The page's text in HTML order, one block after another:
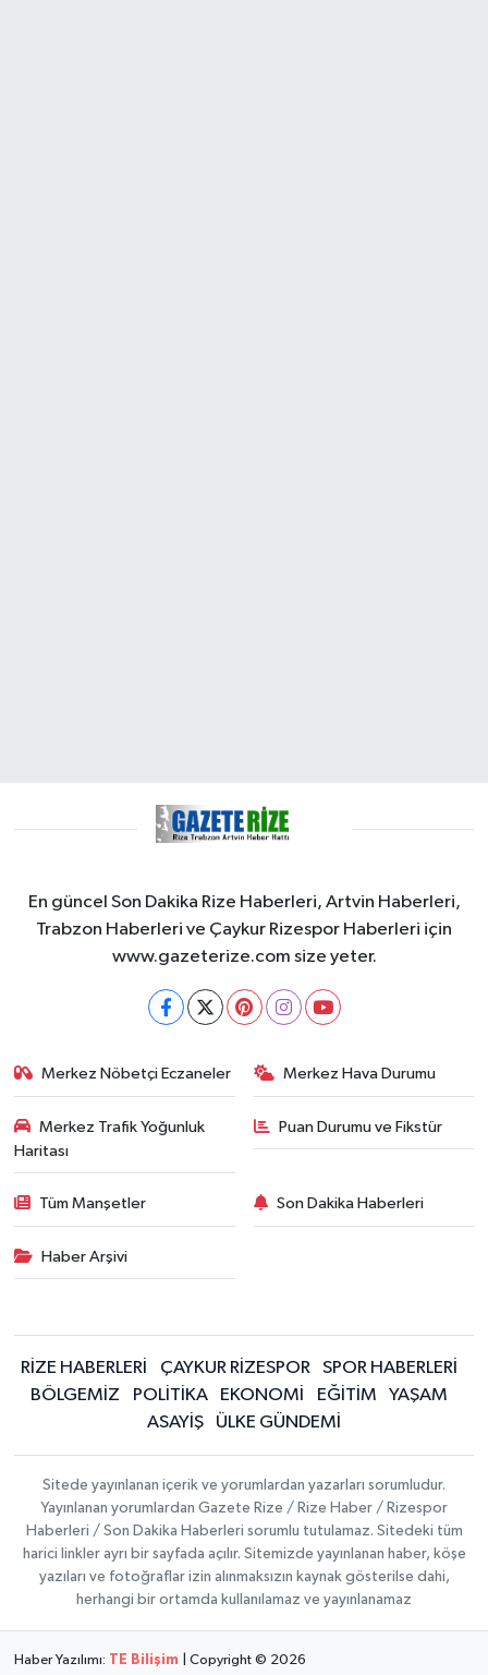
En güncel Son Dakika Rize Haberleri, Artvin Haberleri,
Trabzon Haberleri ve Çaykur Rizespor Haberleri için
www.gazeterize.com size yeter.
Merkez Nöbetçi Eczaneler Merkez Hava Durumu
Merkez Trafik Yoğunluk
Haritası
Puan Durumu ve Fikstür
Tüm Manşetler Son Dakika Haberleri
Haber Arşivi
RİZE HABERLERİ ÇAYKUR RİZESPOR
SPOR HABERLERİ
BÖLGEMİZ
POLİTİKA EKONOMİ EĞİTİM
YAŞAM
ASAYİŞ
ÜLKE GÜNDEMİ
Sitede yayınlanan içerik ve yorumlardan yazarları sorumludur.
Yayınlanan yorumlardan Gazete Rize / Rize Haber / Rizespor
Haberleri / Son Dakika Haberleri sorumlu tutulamaz. Sitedeki tüm
harici linkler ayrı bir sayfada açılır. Sitemizde yayınlanan haber, köşe
yazıları ve fotoğraflar izin alınmaksızın kaynak gösterilse dahi,
herhangi bir ortamda kullanılamaz ve yayınlanamaz
Haber Yazılımı: TE Bilişim | Copyright © 2026